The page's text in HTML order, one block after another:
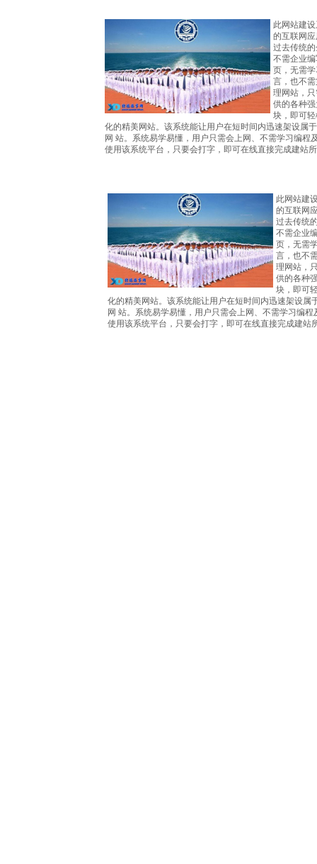
此网站建
的互联网
过去传统
不需企业
页，无需
言，也不
理网站，
供的各种
块，即可
化的精美网站。该系统能让用户在短时间内迅速架设属
网 站。系统易学易懂，用户只需会上网、不需学习编程
使用该系统平台，只要会打字，即可在线直接完成建站
此网站建
的互联网
过去传统
不需企业
页，无需
言，也不
理网站，
供的各种
块，即可
化的精美网站。该系统能让用户在短时间内迅速架设属
网 站。系统易学易懂，用户只需会上网、不需学习编程
使用该系统平台，只要会打字，即可在线直接完成建站